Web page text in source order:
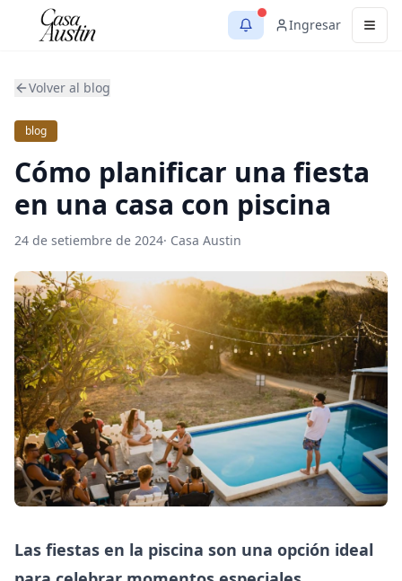
Ingresar
Volver al blog
blog
Cómo planificar una fiesta
en una casa con piscina
24 de setiembre de 2024· Casa Austin
Las fiestas en la piscina son una opción ideal